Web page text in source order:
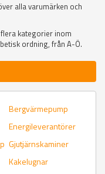
alla varumärken och
kategorier inom
ordning, från A-Ö.
Bergvärmepump
Energileverantörer
Gjutjärnskaminer
Kakelugnar